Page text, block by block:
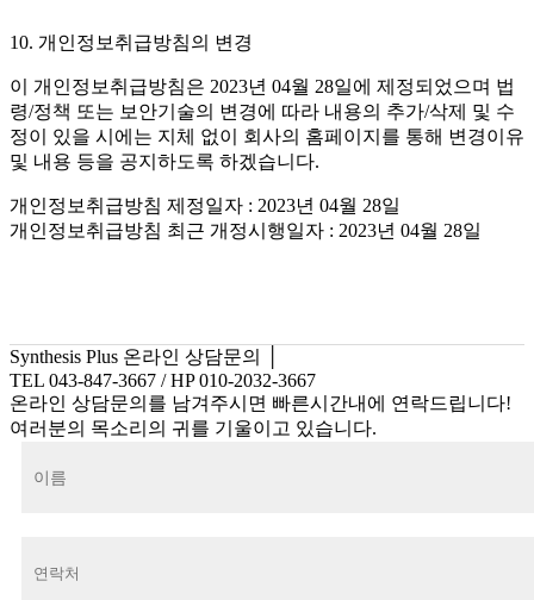
10. 개인정보취급방침의 변경
이 개인정보취급방침은 2023년 04월 28일에 제정되었으며 법
령/정책 또는 보안기술의 변경에 따라 내용의 추가/삭제 및 수
정이 있을 시에는 지체 없이 회사의 홈페이지를 통해 변경이유
및 내용 등을 공지하도록 하겠습니다.
개인정보취급방침 제정일자 : 2023년 04월 28일
개인정보취급방침 최근 개정시행일자 : 2023년 04월 28일
Synthesis Plus 온라인 상담문의
TEL 043-847-3667 / HP 010-2032-3667
온라인 상담문의를 남겨주시면 빠른시간내에 연락드립니다!
여러분의 목소리의 귀를 기울이고 있습니다.